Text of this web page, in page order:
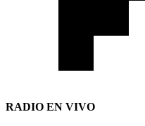
RADIO EN VIVO